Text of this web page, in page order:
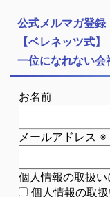
公式メルマガ登録
【ベレネッツ式】
一位になれない
お名前
メールアドレス ※
個人情報の取扱い
個人情報の取